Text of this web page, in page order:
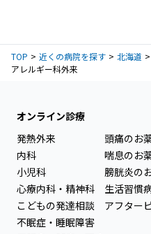
TOP 近くの病院を探す 北海道
アレルギー科外来
オンライン診療
発熱外来
内科
小児科
心療内科・精神科
こどもの発達相談
不眠症・睡眠障害
頭痛のお
喘息のお
膀胱炎の
生活習慣
アフター